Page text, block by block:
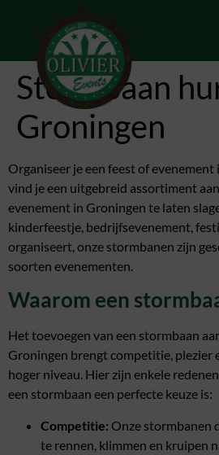
Stormbaan
Groningen
Organiseer je een feest of evenement
vind je een uitgebreid assortiment aan
evenement in Groningen te laten
kinderfeestje, bedrijfsevenement,
organiseert, onze stormbanen zijn
soorten evenementen.
Waarom een
Het toevoegen van een stormbaan
Groningen brengt competitie, plezier
hoger niveau. Hier zijn enkele
een stormbaan een perfecte keuze is:
Competitie: Onze stormbanen
te rennen, klimmen en kruipen